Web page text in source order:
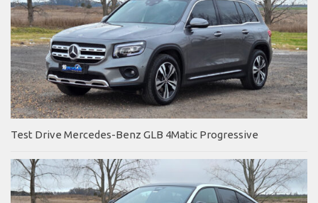
Test Drive Mercedes-Benz GLB 4Matic Progressive